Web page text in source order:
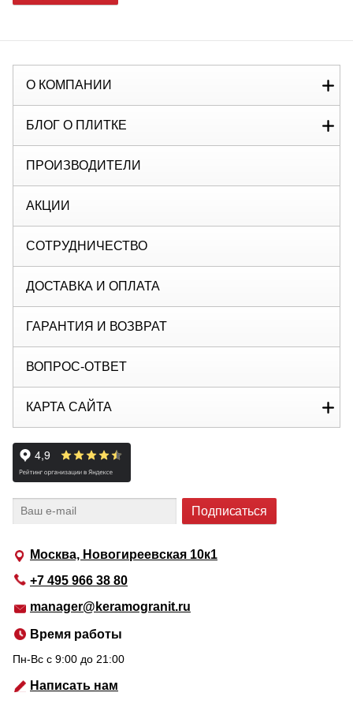
Москва, Новогиреевская 10к1
+7 495 966 38 80
manager@keramogranit.ru
Время работы
Пн-Вс c 9:00 до 21:00
Написать нам
О КОМПАНИИ
БЛОГ О ПЛИТКЕ
ПРОИЗВОДИТЕЛИ
АКЦИИ
СОТРУДНИЧЕСТВО
ДОСТАВКА И ОПЛАТА
ГАРАНТИЯ И ВОЗВРАТ
ВОПРОС-ОТВЕТ
КАРТА САЙТА